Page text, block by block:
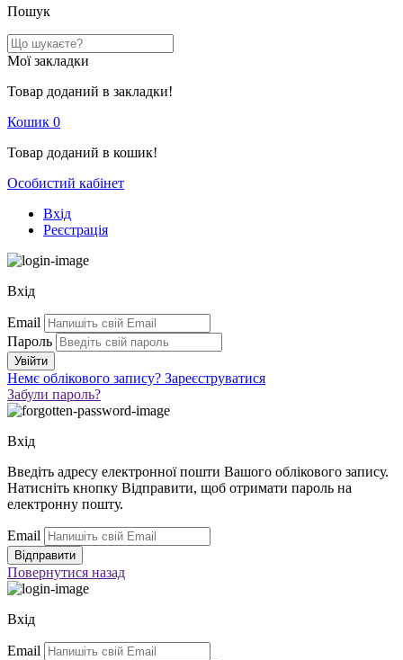
Пошук
Мої закладки
Товар доданий в закладки!
Кошик 0
Товар доданий в кошик!
Особистий кабінет
Вхід
Реєстрація
Вхід
Email
Пароль
Немє облікового запису? Зареєструватися
Забули пароль?
Вхід
Введіть адресу електронної пошти Вашого облікового запису.
Натисніть кнопку Відправити, щоб отримати пароль на
електронну пошту.
Email
Повернутися назад
Вхід
Email